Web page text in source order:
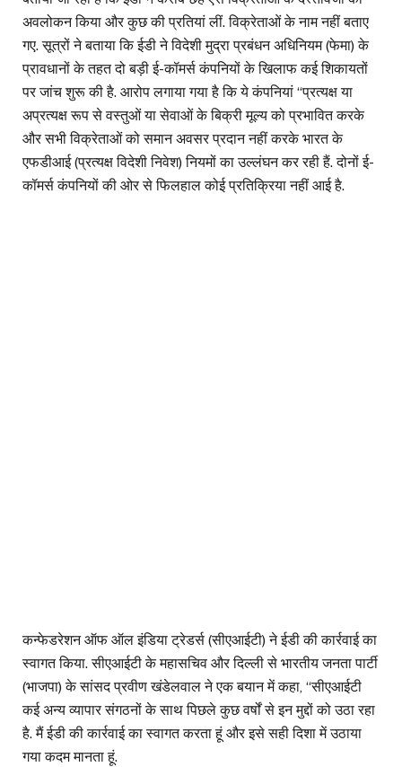
अवलोकन किया और कुछ की प्रतियां लीं. विक्रेताओं के नाम नहीं बताए
गए. सूत्रों ने बताया कि ईडी ने विदेशी मुद्रा प्रबंधन अधिनियम (फेमा) के
प्रावधानों के तहत दो बड़ी ई-कॉमर्स कंपनियों के खिलाफ कई शिकायतों
पर जांच शुरू की है. आरोप लगाया गया है कि ये कंपनियां ‘‘प्रत्यक्ष या
अप्रत्यक्ष रूप से वस्तुओं या सेवाओं के बिक्री मूल्य को प्रभावित करके
और सभी विक्रेताओं को समान अवसर प्रदान नहीं करके भारत के
एफडीआई (प्रत्यक्ष विदेशी निवेश) नियमों का उल्लंघन कर रही हैं. दोनों ई-
कॉमर्स कंपनियों की ओर से फिलहाल कोई प्रतिक्रिया नहीं आई है.
कन्फेडरेशन ऑफ ऑल इंडिया ट्रेडर्स (सीएआईटी) ने ईडी की कार्रवाई का
स्वागत किया. सीएआईटी के महासचिव और दिल्ली से भारतीय जनता पार्टी
(भाजपा) के सांसद प्रवीण खंडेलवाल ने एक बयान में कहा, ‘‘सीएआईटी
कई अन्य व्यापार संगठनों के साथ पिछले कुछ वर्षों से इन मुद्दों को उठा रहा
है. मैं ईडी की कार्रवाई का स्वागत करता हूं और इसे सही दिशा में उठाया
गया कदम मानता हूं.